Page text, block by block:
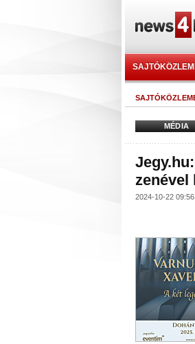
MÉDIA
zenével
2024-10-22 09:56